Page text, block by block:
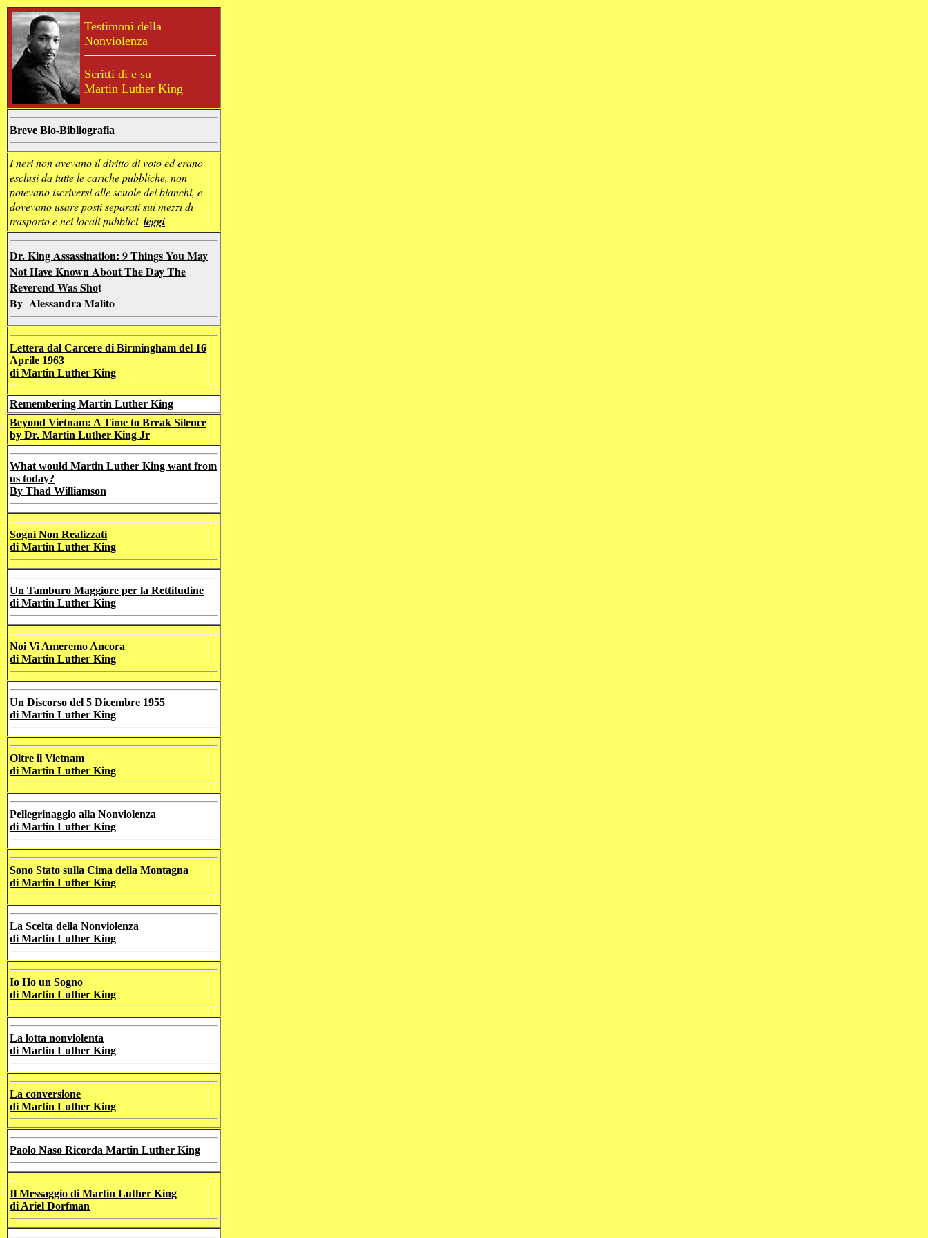
Testimoni della
Nonviolenza
Scritti di e su
Martin Luther King
Breve Bio-Bibliografia
I neri non avevano il diritto di voto ed erano
esclusi da tutte le cariche pubbliche, non
potevano iscriversi alle scuole dei bianchi, e
dovevano usare posti separati sui mezzi di
trasporto e nei locali pubblici. leggi
Dr. King Assassination: 9 Things You May
Not Have Known About The Day The
Reverend Was Shot
By Alessandra Malito
Lettera dal Carcere di Birmingham del 16
Aprile 1963
di Martin Luther King
Remembering Martin Luther King
Beyond Vietnam: A Time to Break Silence
by Dr. Martin Luther King Jr
What would Martin Luther King want from
us today?
By Thad Williamson
Sogni Non Realizzati
di Martin Luther King
Un Tamburo Maggiore per la Rettitudine
di Martin Luther King
Noi Vi Ameremo Ancora
di Martin Luther King
Un Discorso del 5 Dicembre 1955
di Martin Luther King
Oltre il Vietnam
di Martin Luther King
Pellegrinaggio alla Nonviolenza
di Martin Luther King
Sono Stato sulla Cima della Montagna
di Martin Luther King
La Scelta della Nonviolenza
di Martin Luther King
Io Ho un Sogno
di Martin Luther King
La lotta nonviolenta
di Martin Luther King
La conversione
di Martin Luther King
Paolo Naso Ricorda Martin Luther King
Il Messaggio di Martin Luther King
di Ariel Dorfman